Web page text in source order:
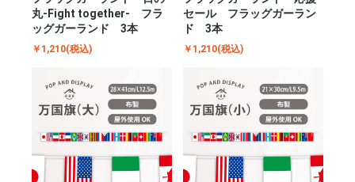
丸-Fight together- フラ
ッグガーランド 3本
￥1,210(税込)
セール フラッグガーラン
ド 3本
￥1,210(税込)